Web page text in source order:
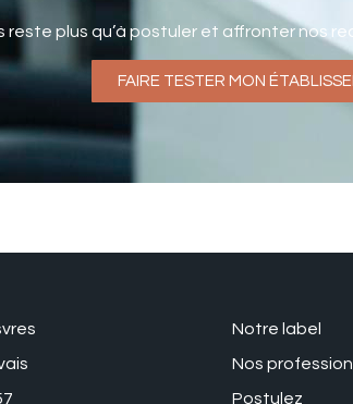
reste plus qu’à postuler et affronter nos
FAIRE TESTER MON
Notre label
Nos
Postulez